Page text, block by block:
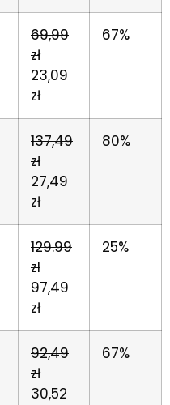
69,99
zł
23,09
zł
67%
137,49
zł
27,49
zł
80%
129.99
zl
97,49
zł
25%
92,49
zł
30,52
67%